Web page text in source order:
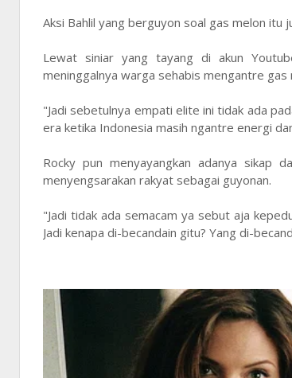
Aksi Bahlil yang berguyon soal gas melon itu
Lewat siniar yang tayang di akun
meninggalnya warga sehabis mengantre gas
"Jadi sebetulnya empati elite ini tidak ada
era ketika Indonesia masih ngantre energi
Rocky pun menyayangkan adanya sikap
menyengsarakan rakyat sebagai guyonan.
"Jadi tidak ada semacam ya sebut aja
Jadi kenapa di-becandain gitu? Yang di-